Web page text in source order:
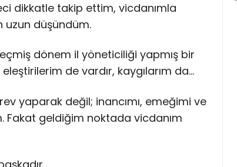
dikkatle takip ettim, vicdanımla
uzun düşündüm.
dönem il yöneticiliği yapmış bir
de vardır, kaygılarım da…
yaparak değil; inancımı, emeğimi ve
Fakat geldiğim noktada vicdanım